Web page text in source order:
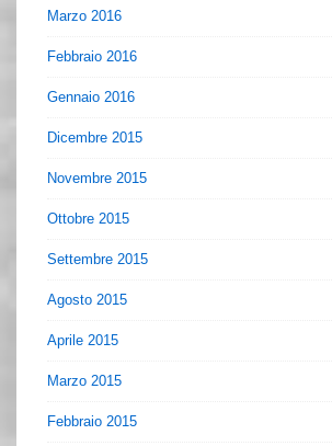
Marzo 2016
Febbraio 2016
Gennaio 2016
Dicembre 2015
Novembre 2015
Ottobre 2015
Settembre 2015
Agosto 2015
Aprile 2015
Marzo 2015
Febbraio 2015